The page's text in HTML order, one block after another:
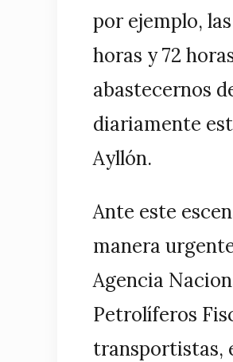
por ejemplo,
horas y 72
abastecernos
diariamente
Ayllón.
Ante este
manera
Agencia
Petrolíferos
transportistas,